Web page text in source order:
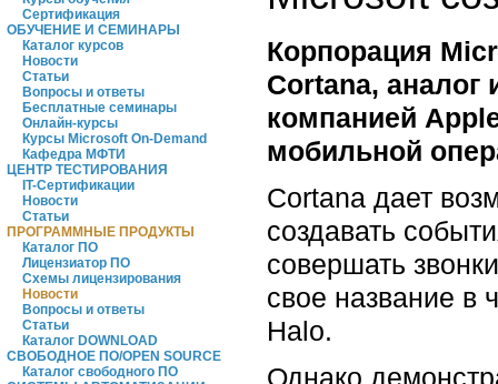
Сертификация
ОБУЧЕНИЕ И СЕМИНАРЫ
Каталог курсов
Новости
Статьи
Вопросы и ответы
Бесплатные семинары
Онлайн-курсы
Курсы Microsoft On-Demand
Кафедра МФТИ
ЦЕНТР ТЕСТИРОВАНИЯ
IT-Сертификации
Новости
Статьи
ПРОГРАММНЫЕ ПРОДУКТЫ
Каталог ПО
Лицензиатор ПО
Схемы лицензирования
Новости
Вопросы и ответы
Статьи
Каталог DOWNLOAD
СВОБОДНОЕ ПО/OPEN SOURCE
Каталог свободного ПО
Корпорация
Cortana, аналог
компанией
мобильной
Cortana дает
создавать
совершать
свое название в
Halo.
Однако